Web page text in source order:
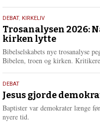
2.
juni
2026
DEBAT, KIRKELIV
Trosanalysen 2026:
kirken lytte
Bibelselskabets nye trosanalyse
Bibelen, troen og kirken.
18.
maj
2026
DEBAT
Jesus gjorde
Baptister var demokrater længe
nyere tid.